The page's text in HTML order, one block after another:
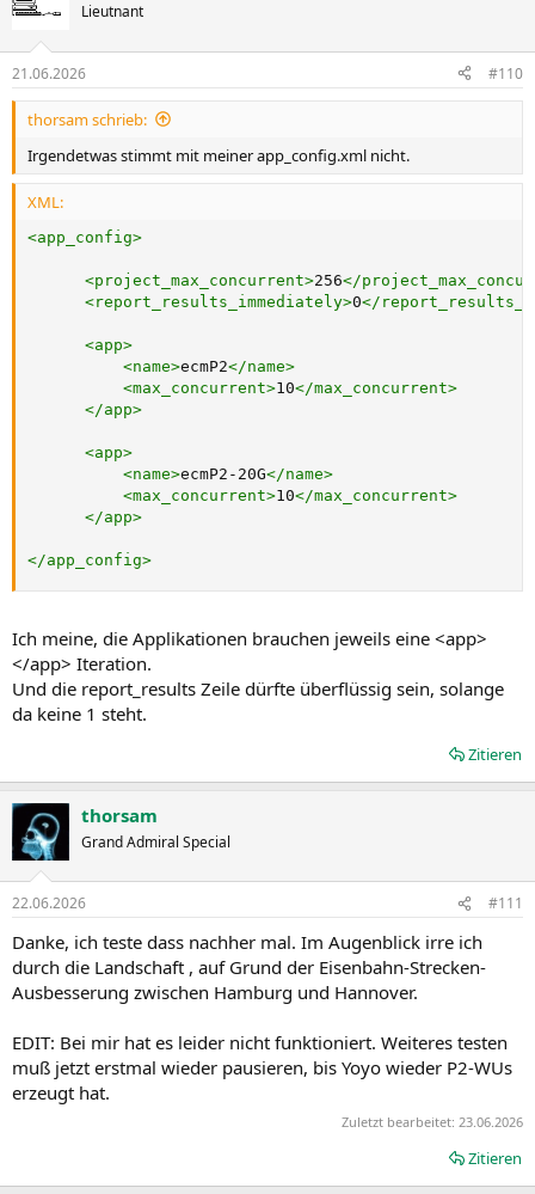
Lieutnant
21.06.2026 #110
thorsam schrieb:
Irgendetwas stimmt mit meiner app_config.xml nicht.
XML:
<app_config>
<project_max_concurrent>256</
<report_results_immediately>0</
<app>
<name>ecmP2</name>
<max_concurrent>10</max_concurrent>
</app>
<app>
<name>ecmP2-20G</name>
<max_concurrent>10</max_concurrent>
</app>
</app_config>
Ich meine, die Applikationen brauchen jeweils eine <app>
</app> Iteration.
Und die report_results Zeile dürfte überflüssig sein, solange
da keine 1 steht.
Zitieren
thorsam
Grand Admiral Special
22.06.2026 #111
Danke, ich teste dass nachher mal. Im Augenblick irre ich
durch die Landschaft , auf Grund der Eisenbahn-Strecken-
Ausbesserung zwischen Hamburg und Hannover.
EDIT: Bei mir hat es leider nicht funktioniert. Weiteres testen
muß jetzt erstmal wieder pausieren, bis Yoyo wieder P2-WUs
erzeugt hat.
Zuletzt bearbeitet: 23.06.2026
Zitieren